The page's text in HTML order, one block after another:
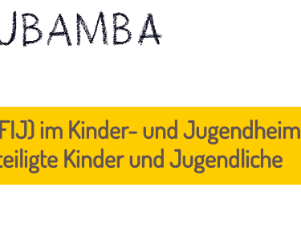
im Kinder- und Jugendheim
Kinder und Jugendliche